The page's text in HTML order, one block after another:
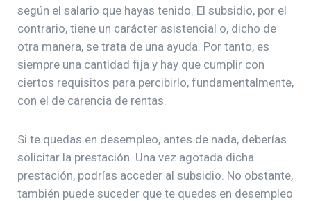
según el salario que hayas tenido. El subsidio, por el
contrario, tiene un carácter asistencial o, dicho de
otra manera, se trata de una ayuda. Por tanto, es
siempre una cantidad fija y hay que cumplir con
ciertos requisitos para percibirlo, fundamentalmente,
con el de carencia de rentas.
Si te quedas en desempleo, antes de nada, deberías
solicitar la prestación. Una vez agotada dicha
prestación, podrías acceder al subsidio. No obstante,
también puede suceder que te quedes en desempleo